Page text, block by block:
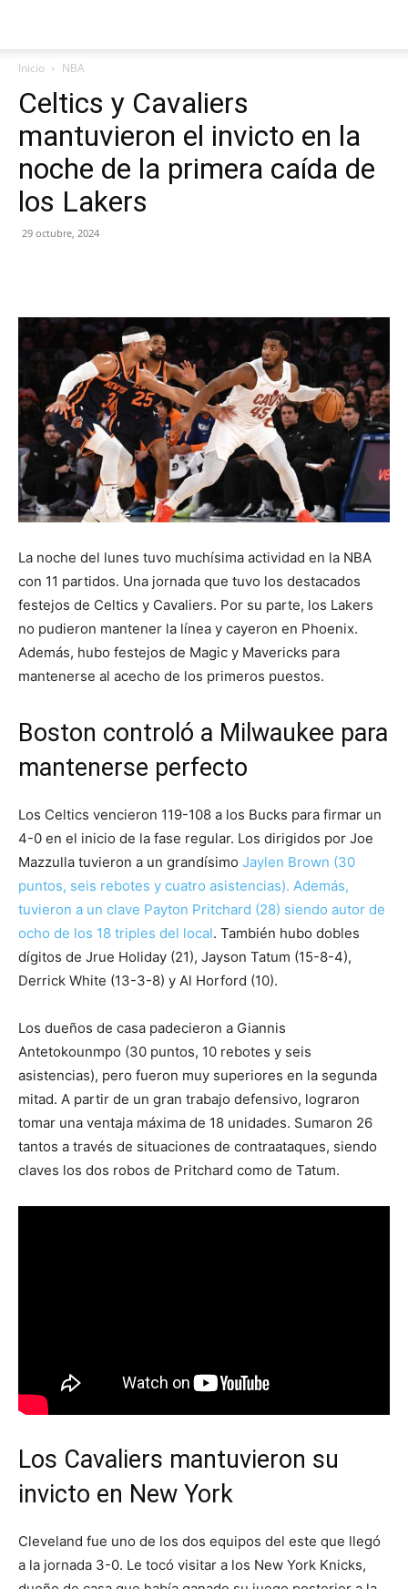
Inicio NBA
Celtics y Cavaliers
mantuvieron el invicto en la
noche de la primera caída de
los Lakers
29 octubre, 2024
La noche del lunes tuvo muchísima actividad en la NBA
con 11 partidos. Una jornada que tuvo los destacados
festejos de Celtics y Cavaliers. Por su parte, los Lakers
no pudieron mantener la línea y cayeron en Phoenix.
Además, hubo festejos de Magic y Mavericks para
mantenerse al acecho de los primeros puestos.
Boston controló a Milwaukee para
mantenerse perfecto
Los Celtics vencieron 119-108 a los Bucks para firmar un
4-0 en el inicio de la fase regular. Los dirigidos por Joe
Mazzulla tuvieron a un grandísimo Jaylen Brown (30
puntos, seis rebotes y cuatro asistencias). Además,
tuvieron a un clave Payton Pritchard (28) siendo autor de
ocho de los 18 triples del local. También hubo dobles
dígitos de Jrue Holiday (21), Jayson Tatum (15-8-4),
Derrick White (13-3-8) y Al Horford (10).
Los dueños de casa padecieron a Giannis
Antetokounmpo (30 puntos, 10 rebotes y seis
asistencias), pero fueron muy superiores en la segunda
mitad. A partir de un gran trabajo defensivo, lograron
tomar una ventaja máxima de 18 unidades. Sumaron 26
tantos a través de situaciones de contraataques, siendo
claves los dos robos de Pritchard como de Tatum.
Los Cavaliers mantuvieron su
invicto en New York
Cleveland fue uno de los dos equipos del este que llegó
a la jornada 3-0. Le tocó visitar a los New York Knicks,